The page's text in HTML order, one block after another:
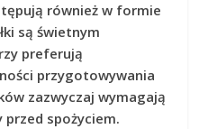
również w formie
są świetnym
preferują
przygotowywania
zazwyczaj wymagają
przed spożyciem.